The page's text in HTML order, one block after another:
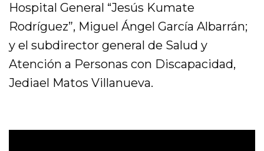
Hospital General “Jesús Kumate
Rodríguez”, Miguel Ángel García Albarrán;
y el subdirector general de Salud y
Atención a Personas con Discapacidad,
Jediael Matos Villanueva.